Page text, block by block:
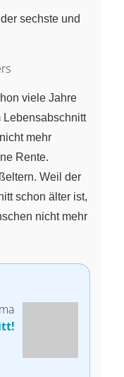
sechste und
viele Jahre
Lebensabschnitt
mehr
Rente.
Weil der
schon älter ist,
nicht mehr